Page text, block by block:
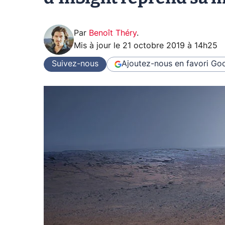
Par Benoît Théry.
Mis à jour le 21 octobre 2019 à 14h25
Suivez-nous Ajoutez-nous en favori